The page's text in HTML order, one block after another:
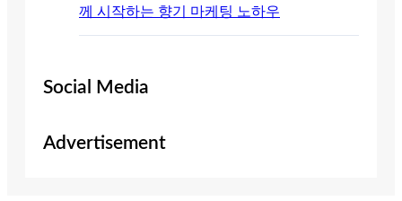
께 시작하는 향기 마케팅 노하우
Social Media
Advertisement